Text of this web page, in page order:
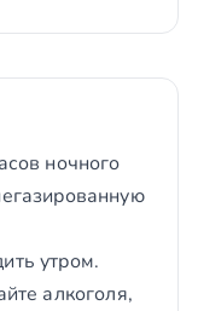
ночного
утром.
алкоголя,